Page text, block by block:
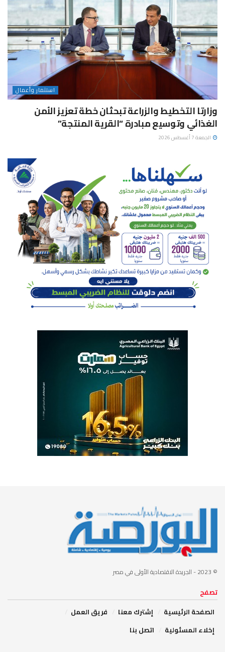
استثمار وأعمال
وزارتا التخطيط والزراعة تبحثان خطة تعزيز الأمن
الغذائي وتوسيع مبادرة “القرية المنتجة”
الجمعة 7 أغسطس 2026
© 2023 - الجريدة الاقتصادية الأولى في مصر
تصفح
الصفحة الرئيسية
إشترك معنا
فريق العمل
إخلاء المسئولية
اتصل بنا